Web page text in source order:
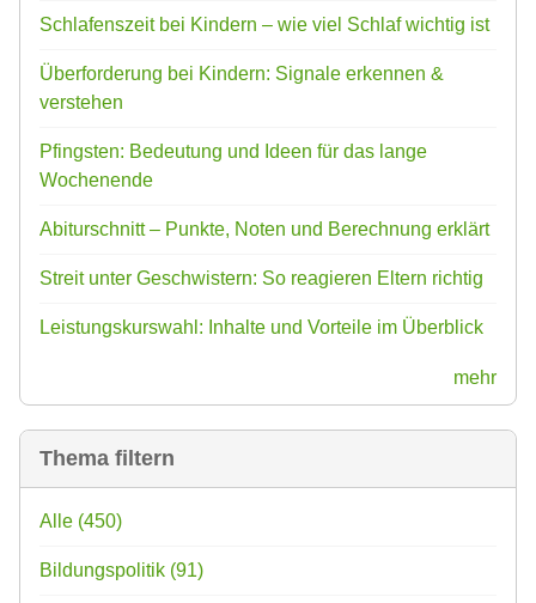
Schlafenszeit bei Kindern – wie viel Schlaf wichtig ist
Überforderung bei Kindern: Signale erkennen &
verstehen
Pfingsten: Bedeutung und Ideen für das lange
Wochenende
Abiturschnitt – Punkte, Noten und Berechnung erklärt
Streit unter Geschwistern: So reagieren Eltern richtig
Leistungskurswahl: Inhalte und Vorteile im Überblick
mehr
Thema filtern
Alle (450)
Bildungspolitik (91)